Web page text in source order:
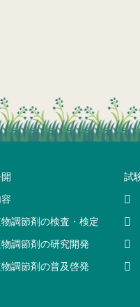
調節剤の検査・検定
調節剤の研究開発
調節剤の普及啓発
試